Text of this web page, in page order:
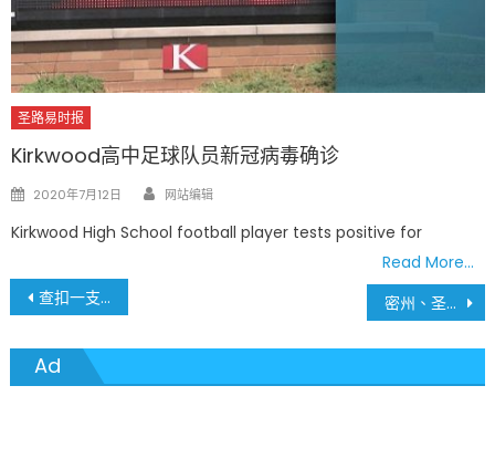
圣路易时报
Kirkwood高中足球队员新冠病毒确诊
Posted
2020年7月12日 Author
网站编辑
Kirkwood High School football player tests positive for
Read More…
文
章
導
查扣一支步枪 全美各地反而免费赠送 密州、圣路易地区 7月14日疫情最新数据
Ad